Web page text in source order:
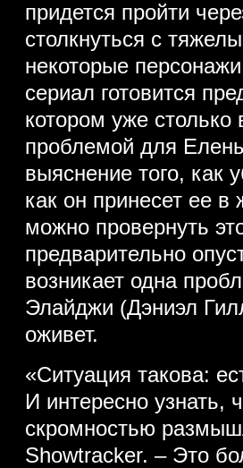
придется пройти
столкнуться с
некоторые
сериал готовится
котором уже
проблемой для
выяснение того, как
как он принесет ее
можно провернуть
предварительно
возникает одна
Элайджи (Дэниэл
оживет.
«Ситуация такова:
И интересно узнать,
скромностью
Showtracker. – Это